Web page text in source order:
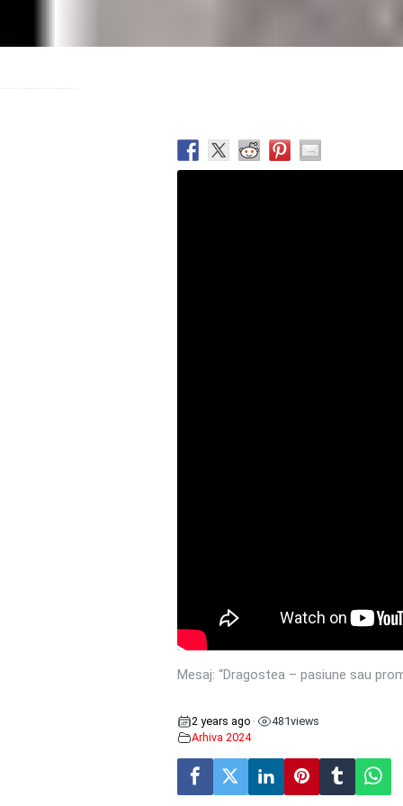
Mesaj: “Dragostea – pasiune sau
2 years ago • 481views
Arhiva 2024